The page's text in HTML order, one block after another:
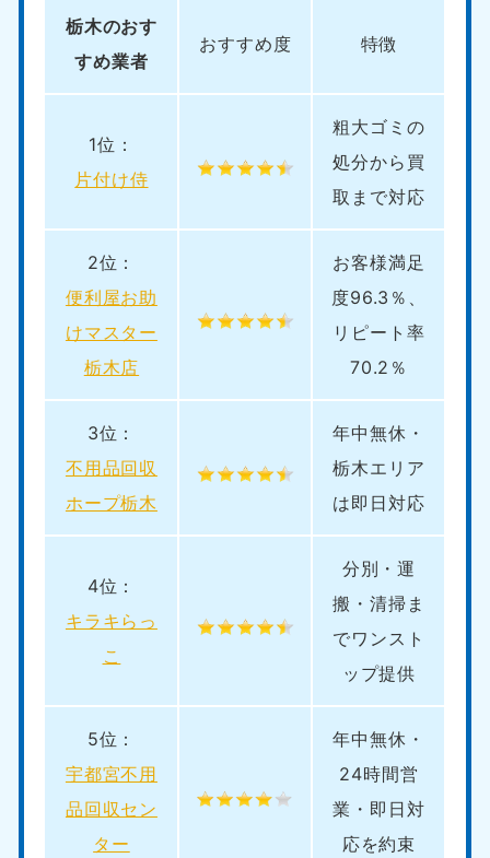
栃木のおす
すめ業者
おすすめ度 特徴
1位：
片付け侍
粗大ゴミの
処分から買
取まで対応
2位：
便利屋お助
けマスター
栃木店
お客様満足
度96.3％、
リピート率
70.2％
3位：
不用品回収
ホープ栃木
年中無休・
栃木エリア
は即日対応
4位：
キラキらっ
こ
分別・運
搬・清掃ま
でワンスト
ップ提供
5位：
宇都宮不用
品回収セン
ター
年中無休・
24時間営
業・即日対
応を約束